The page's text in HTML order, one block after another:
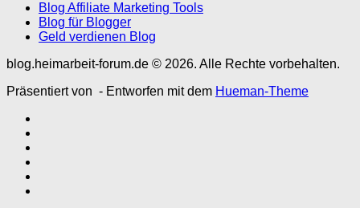
Blog Affiliate Marketing Tools
Blog für Blogger
Geld verdienen Blog
blog.heimarbeit-forum.de © 2026. Alle Rechte vorbehalten.
Präsentiert von - Entworfen mit dem Hueman-Theme